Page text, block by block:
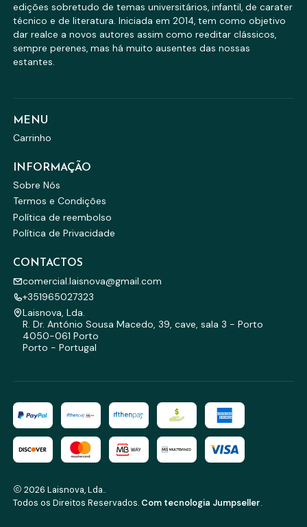
edições sobretudo de temas universitários, infantil, de carater
técnico e de literatura. Iniciada em 2014, tem como objetivo
dar realce a novos autores assim como reeditar clássicos,
sempre perenes, mas há muito ausentes das nossas
estantes.
MENU
Carrinho
INFORMAÇÃO
Sobre Nós
Termos e Condições
Política de reembolso
Política de Privacidade
CONTACTOS
comercial.laisnova@gmail.com
+351965027323
Laisnova, Lda.
R. Dr. António Sousa Macedo, 39, cave, sala 3 - Porto
4050-061 Porto
Porto - Portugal
2026 Laisnova, Lda..
Todos os Direitos Reservados. Com tecnologia Jumpseller.